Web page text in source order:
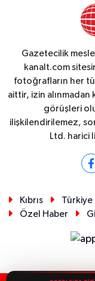
Gazetecilik
kanalt.com
fotoğrafların her
aittir, izin alınmadan
görüşleri
ilişkilendirilemez,
Ltd. harici
Kıbrıs Türkiye
Özel Haber